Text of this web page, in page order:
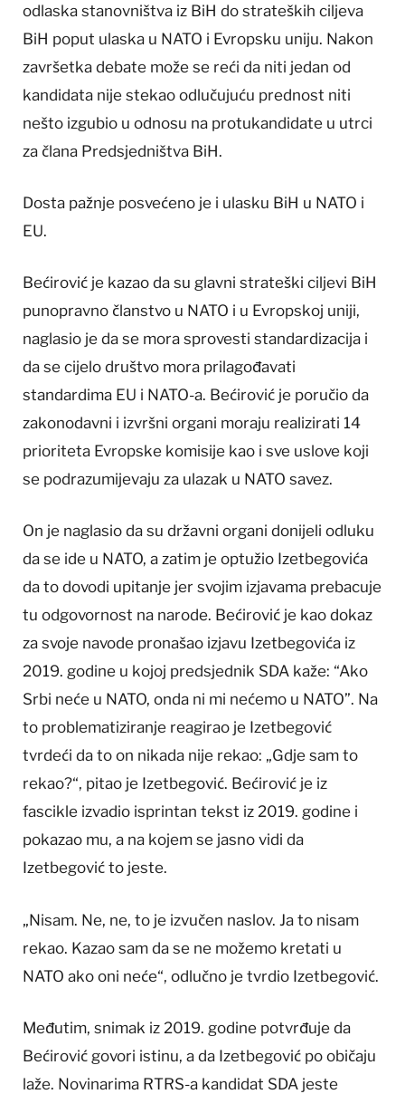
odlaska stanovništva iz BiH do strateških ciljeva
BiH poput ulaska u NATO i Evropsku uniju. Nakon
završetka debate može se reći da niti jedan od
kandidata nije stekao odlučujuću prednost niti
nešto izgubio u odnosu na protukandidate u utrci
za člana Predsjedništva BiH.
Dosta pažnje posvećeno je i ulasku BiH u NATO i
EU.
Bećirović je kazao da su glavni strateški ciljevi BiH
punopravno članstvo u NATO i u Evropskoj uniji,
naglasio je da se mora sprovesti standardizacija i
da se cijelo društvo mora prilagođavati
standardima EU i NATO-a. Bećirović je poručio da
zakonodavni i izvršni organi moraju realizirati 14
prioriteta Evropske komisije kao i sve uslove koji
se podrazumijevaju za ulazak u NATO savez.
On je naglasio da su državni organi donijeli odluku
da se ide u NATO, a zatim je optužio Izetbegovića
da to dovodi upitanje jer svojim izjavama prebacuje
tu odgovornost na narode. Bećirović je kao dokaz
za svoje navode pronašao izjavu Izetbegovića iz
2019. godine u kojoj predsjednik SDA kaže: “Ako
Srbi neće u NATO, onda ni mi nećemo u NATO”. Na
to problematiziranje reagirao je Izetbegović
tvrdeći da to on nikada nije rekao: „Gdje sam to
rekao?“, pitao je Izetbegović. Bećirović je iz
fascikle izvadio isprintan tekst iz 2019. godine i
pokazao mu, a na kojem se jasno vidi da
Izetbegović to jeste.
„Nisam. Ne, ne, to je izvučen naslov. Ja to nisam
rekao. Kazao sam da se ne možemo kretati u
NATO ako oni neće“, odlučno je tvrdio Izetbegović.
Međutim, snimak iz 2019. godine potvrđuje da
Bećirović govori istinu, a da Izetbegović po običaju
laže. Novinarima RTRS-a kandidat SDA jeste